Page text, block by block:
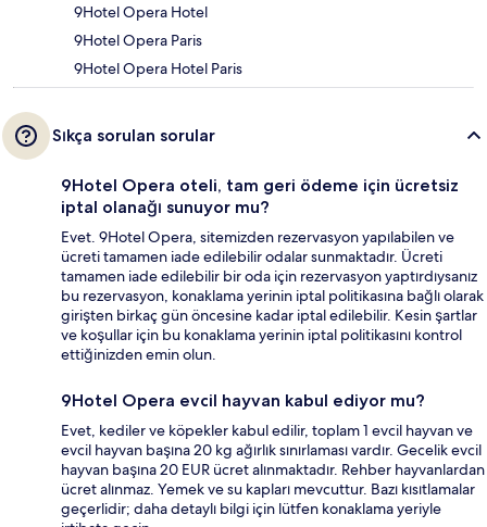
9Hotel Opera Hotel
9Hotel Opera Paris
9Hotel Opera Hotel Paris
Sıkça sorulan sorular
9Hotel Opera oteli, tam geri ödeme için ücretsiz
iptal olanağı sunuyor mu?
Evet. 9Hotel Opera, sitemizden rezervasyon yapılabilen ve
ücreti tamamen iade edilebilir odalar sunmaktadır. Ücreti
tamamen iade edilebilir bir oda için rezervasyon yaptırdıysanız
bu rezervasyon, konaklama yerinin iptal politikasına bağlı olarak
girişten birkaç gün öncesine kadar iptal edilebilir. Kesin şartlar
ve koşullar için bu konaklama yerinin iptal politikasını kontrol
ettiğinizden emin olun.
9Hotel Opera evcil hayvan kabul ediyor mu?
Evet, kediler ve köpekler kabul edilir, toplam 1 evcil hayvan ve
evcil hayvan başına 20 kg ağırlık sınırlaması vardır. Gecelik evcil
hayvan başına 20 EUR ücret alınmaktadır. Rehber hayvanlardan
ücret alınmaz. Yemek ve su kapları mevcuttur. Bazı kısıtlamalar
geçerlidir; daha detaylı bilgi için lütfen konaklama yeriyle